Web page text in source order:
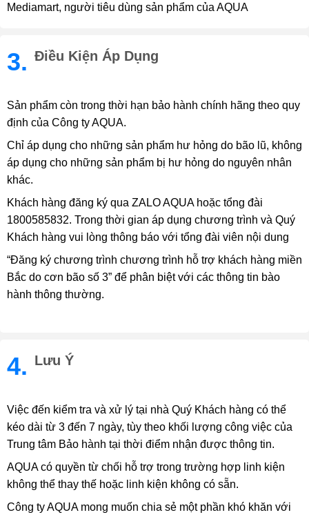
Mediamart, người tiêu dùng sản phẩm của AQUA
3. Điều Kiện Áp Dụng
Sản phẩm còn trong thời hạn bảo hành chính hãng theo quy
định của Công ty AQUA.
Chỉ áp dụng cho những sản phẩm hư hỏng do bão lũ, không
áp dụng cho những sản phẩm bị hư hỏng do nguyên nhân
khác.
Khách hàng đăng ký qua ZALO AQUA hoặc tổng đài
1800585832. Trong thời gian áp dụng chương trình và Quý
Khách hàng vui lòng thông báo với tổng đài viên nội dung
“Đăng ký chương trình chương trình hỗ trợ khách hàng miền
Bắc do cơn bão số 3” để phân biệt với các thông tin bào
hành thông thường.
4. Lưu Ý
Việc đến kiểm tra và xử lý tại nhà Quý Khách hàng có thể
kéo dài từ 3 đến 7 ngày, tùy theo khối lượng công việc của
Trung tâm Bảo hành tại thời điểm nhận được thông tin.
AQUA có quyền từ chối hỗ trợ trong trường hợp linh kiện
không thể thay thế hoặc linh kiện không có sẵn.
Công ty AQUA mong muốn chia sẻ một phần khó khăn với